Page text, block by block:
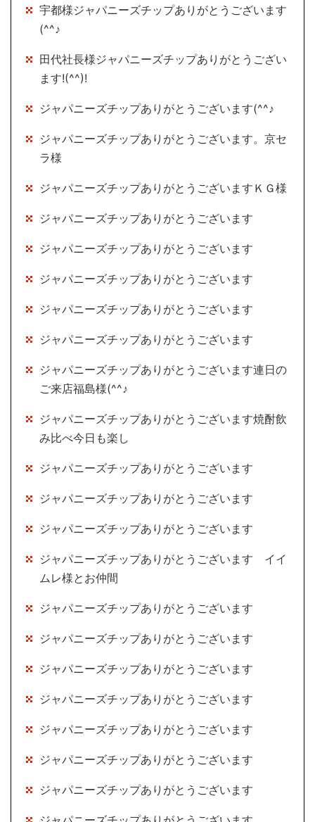
宇都様ジャパニーズチップありがとうございます
(^^♪
田代社長様ジャパニーズチップありがとうござい
ます!(^^)!
ジャパニーズチップありがとうございます(^^♪
ジャパニーズチップありがとうございます。京セ
ラ様
ジャパニーズチップありがとうございますＫＧ様
ジャパニーズチップありがとうございます
ジャパニーズチップありがとうございます
ジャパニーズチップありがとうございます
ジャパニーズチップありがとうございます
ジャパニーズチップありがとうございます
ジャパニーズチップありがとうございます連日の
ご来店福島様(^^♪
ジャパニーズチップありがとうございます焼酎飲
み比べ今日も楽し
ジャパニーズチップありがとうございます
ジャパニーズチップありがとうございます
ジャパニーズチップありがとうございます
ジャパニーズチップありがとうございます イイ
ムレ様とお仲間
ジャパニーズチップありがとうございます
ジャパニーズチップありがとうございます
ジャパニーズチップありがとうございます
ジャパニーズチップありがとうございます
ジャパニーズチップありがとうございます
ジャパニーズチップありがとうございます
ジャパニーズチップありがとうございます